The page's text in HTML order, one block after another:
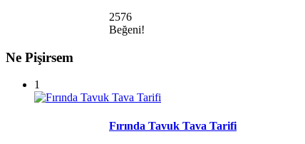
2576
Beğeni!
Ne Pişirsem
1
Fırında Tavuk Tava Tarifi